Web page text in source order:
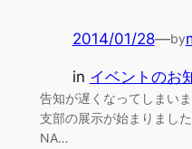
2014/01/28—by
in イベントのお
告知が遅くなってしまい
支部の展示が始まりまし
NA…